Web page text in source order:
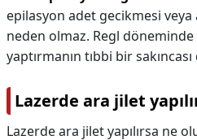
epilasyon adet gecikmesi
neden olmaz. Regl
yaptırmanın tıbbi bir
Lazerde ara jilet
Lazerde ara jilet yapılırsa ne